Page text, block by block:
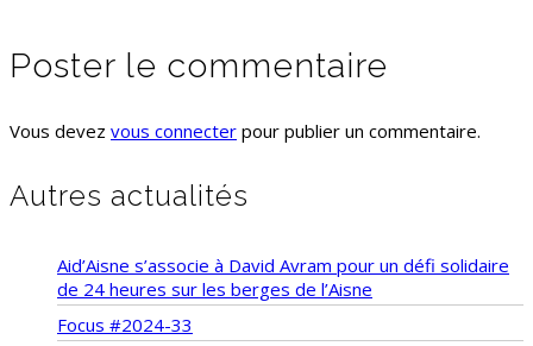
Poster le commentaire
Vous devez vous connecter pour publier un commentaire.
Autres actualités
Aid’Aisne s’associe à David Avram pour un défi solidaire
de 24 heures sur les berges de l’Aisne
Focus #2024-33